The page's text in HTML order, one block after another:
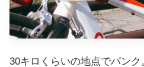
30キロくらいの地点でパンク